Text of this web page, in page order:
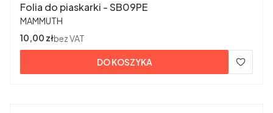
Folia do piaskarki - SB09PE
PRODUCENT
MAMMUTH
Cena
10,00 złbez VAT
DO KOSZYKA